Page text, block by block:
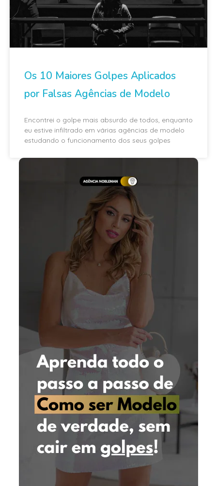
Os 10 Maiores Golpes Aplicados
por Falsas Agências de Modelo
Encontrei o golpe mais absurdo de todos, enquanto
eu estive infiltrado em várias agências de modelo
estudando o funcionamento dos seus golpes